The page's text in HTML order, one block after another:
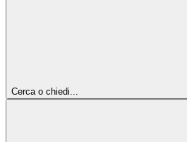
Cerca o chiedi...